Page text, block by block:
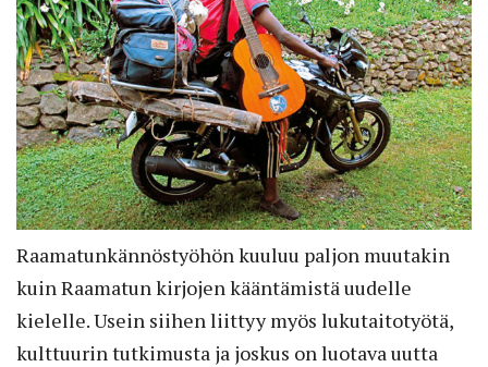
Raamatunkännöstyöhön kuuluu paljon muutakin
kuin Raamatun kirjojen kääntämistä uudelle
kielelle. Usein siihen liittyy myös lukutaitotyötä,
kulttuurin tutkimusta ja joskus on luotava uutta